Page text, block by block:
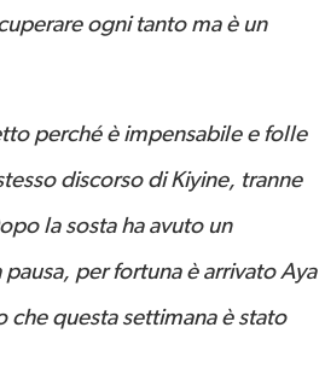
ogni tanto ma è un
perché è impensabile e folle
discorso di Kiyine, tranne
la sosta ha avuto un
per fortuna è arrivato Aya
che questa settimana è stato